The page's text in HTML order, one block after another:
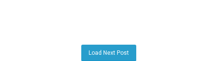
Load Next Post